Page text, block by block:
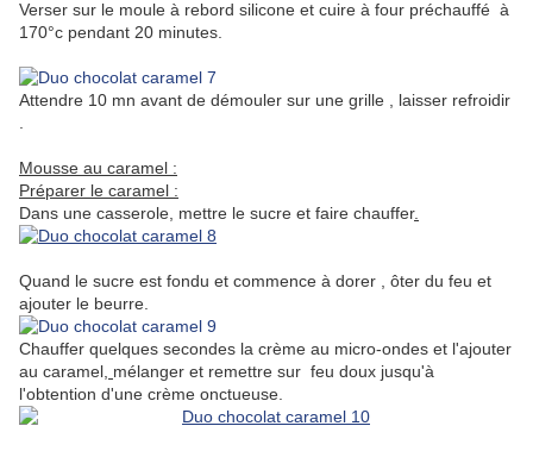
Verser sur le moule à rebord silicone et cuire à four préchauffé à
170°c pendant 20 minutes.
Attendre 10 mn avant de démouler sur une grille , laisser refroidir
Mousse au caramel :
Préparer le caramel :
Dans une casserole, mettre le sucre et faire chauffer.
Quand le sucre est fondu et commence à dorer , ôter du feu et
ajouter le beurre.
Chauffer quelques secondes la crème au micro-ondes et l'ajouter
au caramel mélanger et remettre sur feu doux jusqu'à
l'obtention d'une crème onctueuse.